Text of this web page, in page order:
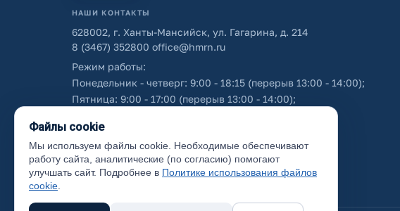
НАШИ КОНТАКТЫ
628002, г. Ханты-Мансийск, ул. Гагарина, д. 214
8 (3467) 352800 office@hmrn.ru
Режим работы:
Понедельник - четверг: 9:00 - 18:15 (перерыв 13:00 - 14:00);
Пятница: 9:00 - 17:00 (перерыв 13:00 - 14:00);
Об использовании персональных данных
Файлы cookie
Мы используем файлы cookie. Необходимые обеспечивают
работу сайта, аналитические (по согласию) помогают
улучшать сайт. Подробнее в Политике использования файлов
cookie